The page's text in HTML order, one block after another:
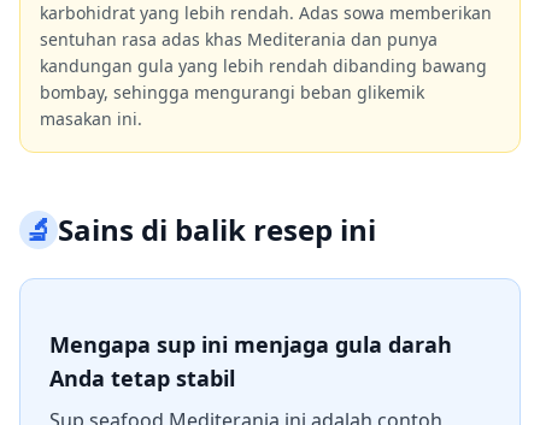
karbohidrat yang lebih rendah. Adas sowa memberikan
sentuhan rasa adas khas Mediterania dan punya
kandungan gula yang lebih rendah dibanding bawang
bombay, sehingga mengurangi beban glikemik
masakan ini.
🔬Sains di balik resep ini
Mengapa sup ini menjaga gula darah
Anda tetap stabil